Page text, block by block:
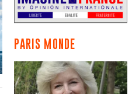
PARIS MONDE